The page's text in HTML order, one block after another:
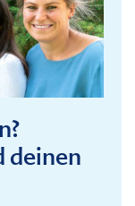
deinen